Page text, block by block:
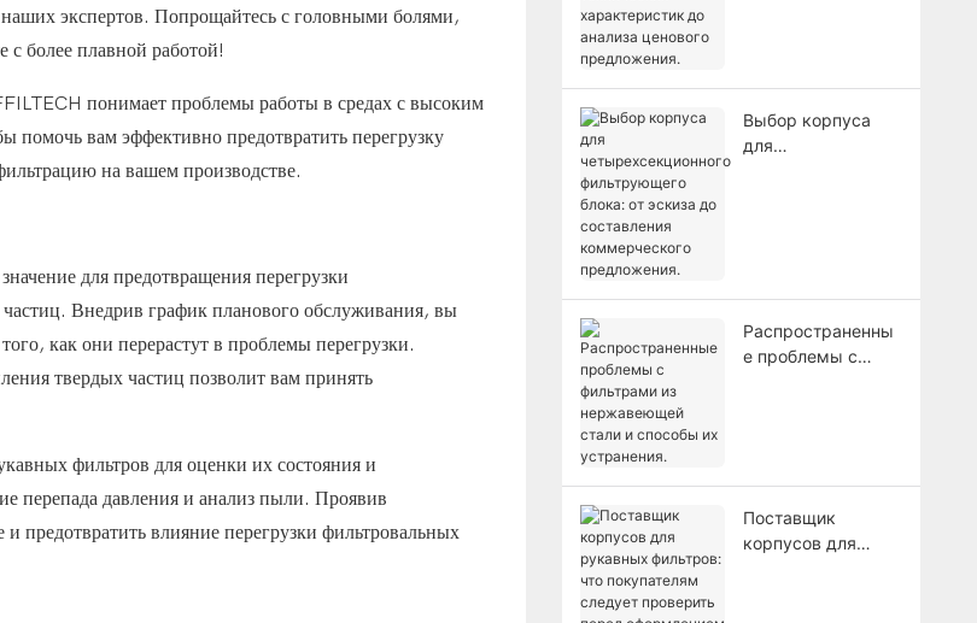
экспертов. Попрощайтесь с головными болями,
с более плавной работой!
понимает проблемы работы в средах с высоким
помочь вам эффективно предотвратить перегрузку
на вашем производстве.
для предотвращения перегрузки
Внедрив график планового обслуживания, вы
как они перерастут в проблемы перегрузки.
твердых частиц позволит вам принять
фильтров для оценки их состояния и
перепада давления и анализ пыли. Проявив
влияние перегрузки фильтровальных
предложения.
Выбор корпуса
для
предложения.
Распространенны
е проблемы с
Поставщик
корпусов для